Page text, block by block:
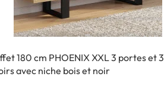
180 cm PHOENIX XXL 3 portes et 3
avec niche bois et noir